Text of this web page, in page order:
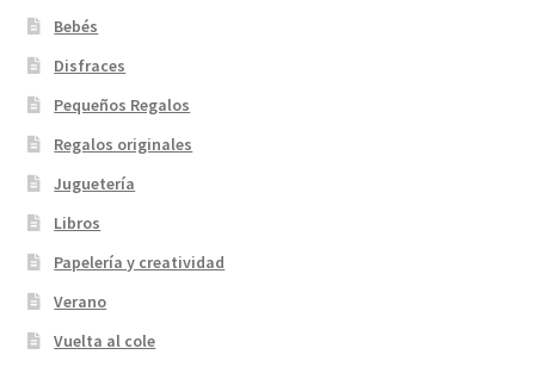
Bebés
Disfraces
Pequeños Regalos
Regalos originales
Juguetería
Libros
Papelería y creatividad
Verano
Vuelta al cole